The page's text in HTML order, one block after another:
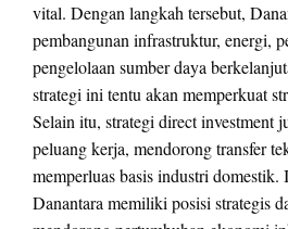
vital. Dengan langkah tersebut,
pembangunan infrastruktur, energi,
pengelolaan sumber daya
strategi ini tentu akan memperkuat
Selain itu, strategi direct investment
peluang kerja, mendorong transfer
memperluas basis industri
Danantara memiliki posisi strategis